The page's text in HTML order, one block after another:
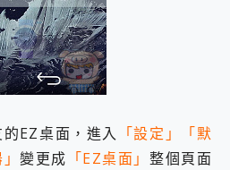
EZ桌面，進入 「設定」「默
」變更成 「EZ桌面」整個頁面